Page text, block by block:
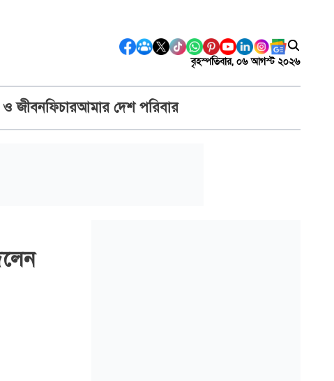
বৃহস্পতিবার, ০৬ আগস্ট ২০২৬
জীবনফিচারআমার দেশ পরিবার